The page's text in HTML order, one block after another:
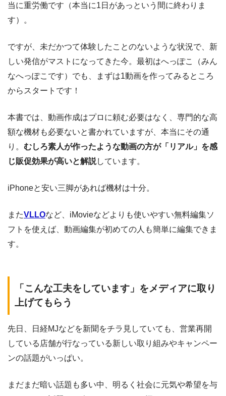
当に重労働です（本当に1日があっという間に終わりま
す）。
ですが、未だかつて体験したことのないような状況で、新
しい発信がマストになってきた今。最初はへっぽこ（みん
なへっぽこです）でも、まずは1動画を作ってみるところ
からスタートです！
本書では、動画作成はプロに頼む必要はなく、専門的な高
額な機材も必要ないと書かれていますが、本当にその通
り。 むしろ素人が作ったような動画の方が「リアル」を感
じ販促効果が高いと解説しています。
iPhoneと安い三脚があれば機材は十分。
またVLLOなど、iMovieなどよりも使いやすい無料編集ソ
フトを使えば、動画編集が初めての人も簡単に編集できま
す。
「こんな工夫をしています」をメディアに取り
上げてもらう
先日、日経MJなどを新聞をチラ見していても、営業再開
している店舗が行なっている新しい取り組みやキャンペー
ンの話題がいっぱい。
まだまだ暗い話題も多い中、明るく社会に元気や希望を与